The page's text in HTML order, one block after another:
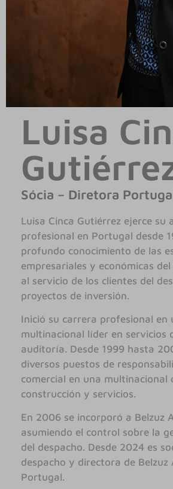
Luisa
Sócia – Diretora
Luisa Cinca Gutiérrez ejerce su
profesional en Portugal desde
profundo conocimiento de las
empresariales y económicas
al servicio de los clientes del
proyectos de inversión.
Inició su carrera profesional en
multinacional líder en servicios
auditoría. Desde 1999 hasta
diversos puestos de
comercial en una multinacional
construcción y servicios.
En 2006 se incorporó a Belzuz
asumiendo el control sobre la
del despacho. Desde 2024 es
despacho y directora de Belzuz
Portugal.